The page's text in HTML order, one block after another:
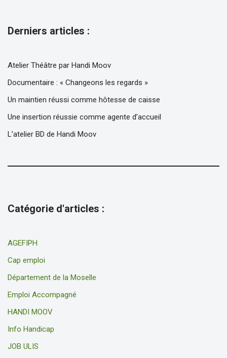
Derniers articles :
Atelier Théâtre par Handi Moov
Documentaire : « Changeons les regards »
Un maintien réussi comme hôtesse de caisse
Une insertion réussie comme agente d’accueil
L’atelier BD de Handi Moov
Catégorie d'articles :
AGEFIPH
Cap emploi
Département de la Moselle
Emploi Accompagné
HANDI MOOV
Info Handicap
JOB ULIS